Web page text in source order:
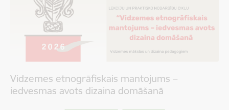
Vidzemes etnogrāfiskais mantojums –
iedvesmas avots dizaina domāšanā